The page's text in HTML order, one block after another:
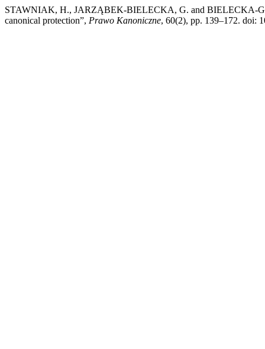
STAWNIAK, H., JARZĄBEK-BIELECKA, G. and BIELECKA-
canonical protection”, Prawo Kanoniczne, 60(2), pp. 139–172. doi: